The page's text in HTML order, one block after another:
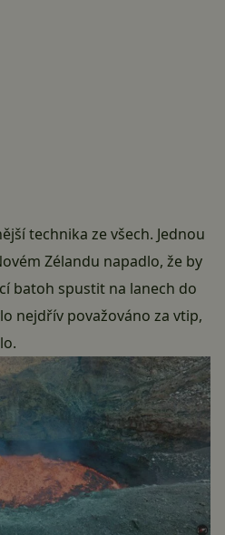
technika ze všech. Jednou
Zélandu napadlo, že by
batoh spustit na lanech do
nejdřív považováno za vtip,